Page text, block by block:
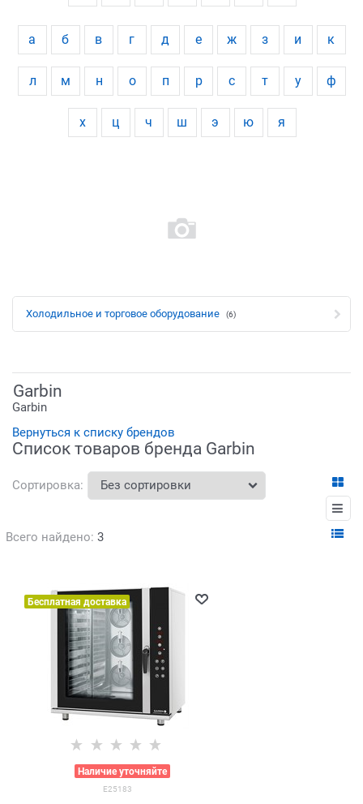
а б в г д е ж з и к
л м н о п р с т у ф
х ц ч ш э ю я
Холодильное и торговое оборудование (6)
Garbin
Garbin
Вернуться к списку брендов
Список товаров бренда Garbin
Сортировка:
Всего найдено: 3
Бесплатная доставка
Наличие уточняйте
E25183